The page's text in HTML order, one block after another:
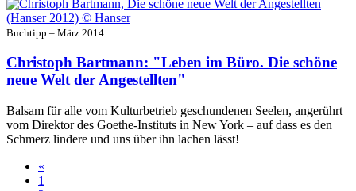
Buchtipp – März 2014
Christoph Bartmann: "Leben im Büro. Die schöne
neue Welt der Angestellten"
Balsam für alle vom Kulturbetrieb geschundenen Seelen, angerührt
vom Direktor des Goethe-Instituts in New York – auf dass es den
Schmerz lindere und uns über ihn lachen lässt!
«
1